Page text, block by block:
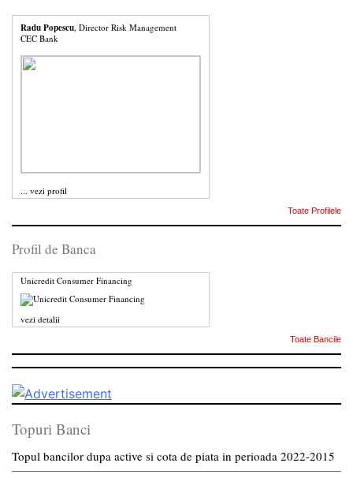
Radu Popescu, Director Risk Management
CEC Bank
... vezi profil
Toate Profilele
Profil de Banca
Unicredit Consumer Financing
vezi detalii
Toate Bancile
Topuri Banci
Topul bancilor dupa active si cota de piata in perioada 2022-2015